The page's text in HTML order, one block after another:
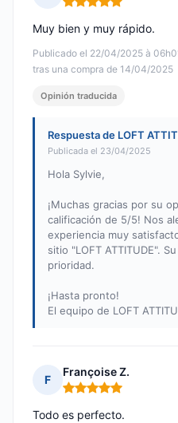
Nota: 5 de 5
Publicado el 22/04/2025 à
tras una compra de 14/04/2025
Muy bien y muy rápido.
Opinión traducida
Respuesta de LOFT
Publicada el 23/04/2025
Hola Sylvie,
¡Muchas gracias por su
calificación de 5/5! Nos
experiencia muy
sitio "LOFT ATTITUDE".
prioridad.
¡Hasta pronto!
El equipo de LOFT
F
Françoise Z.
Nota: 5 de 5
Todo es perfecto.